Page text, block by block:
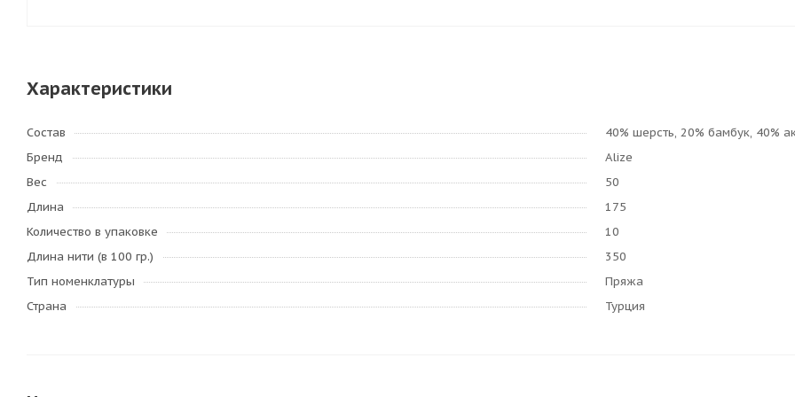
Характеристики
Состав
40% шерсть, 20% бамбук, 40%
Бренд
Alize
Вес
50
Длина
175
Количество в упаковке
10
Длина нити (в 100 гр.)
350
Тип номенклатуры
Пряжа
Страна
Турция